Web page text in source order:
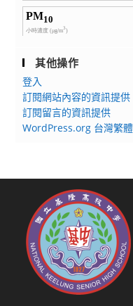
其他操作
登入
訂閱網站內容的資訊提供
訂閱留言的資訊提供
WordPress.org 台灣繁